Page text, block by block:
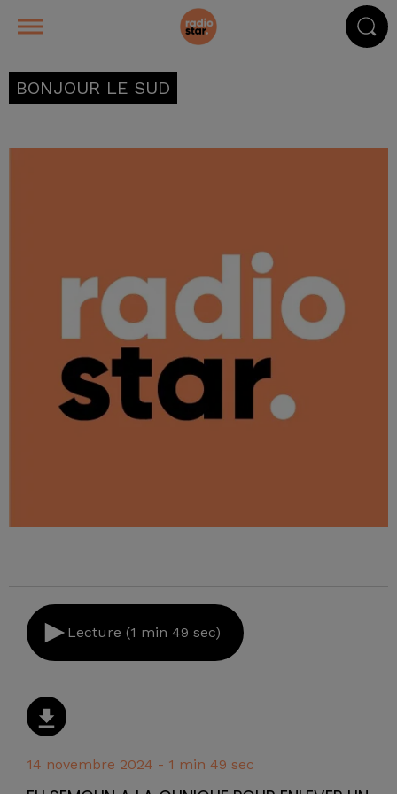
BONJOUR LE SUD
Lecture (1 min 49 sec)
14 novembre 2024 - 1 min 49 sec